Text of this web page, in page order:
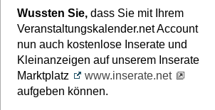
Wussten Sie, dass Sie mit Ihrem
Veranstaltungskalender.net Account
nun auch kostenlose Inserate und
Kleinanzeigen auf unserem Inserate
Marktplatz
www.inserate.net
aufgeben können.